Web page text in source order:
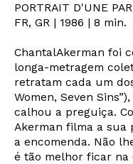
PORTRAIT D'UNE
FR, GR | 1986 | 8 min.
ChantalAkerman foi
longa-metragem
retratam cada um
Women, Seven
calhou a preguiça.
Akerman filma a sua
a encomenda. Não
é tão melhor ficar na
Newsletter
Interesses